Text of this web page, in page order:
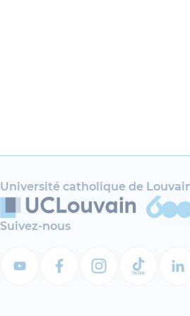
Université catholique de
Suivez-nous